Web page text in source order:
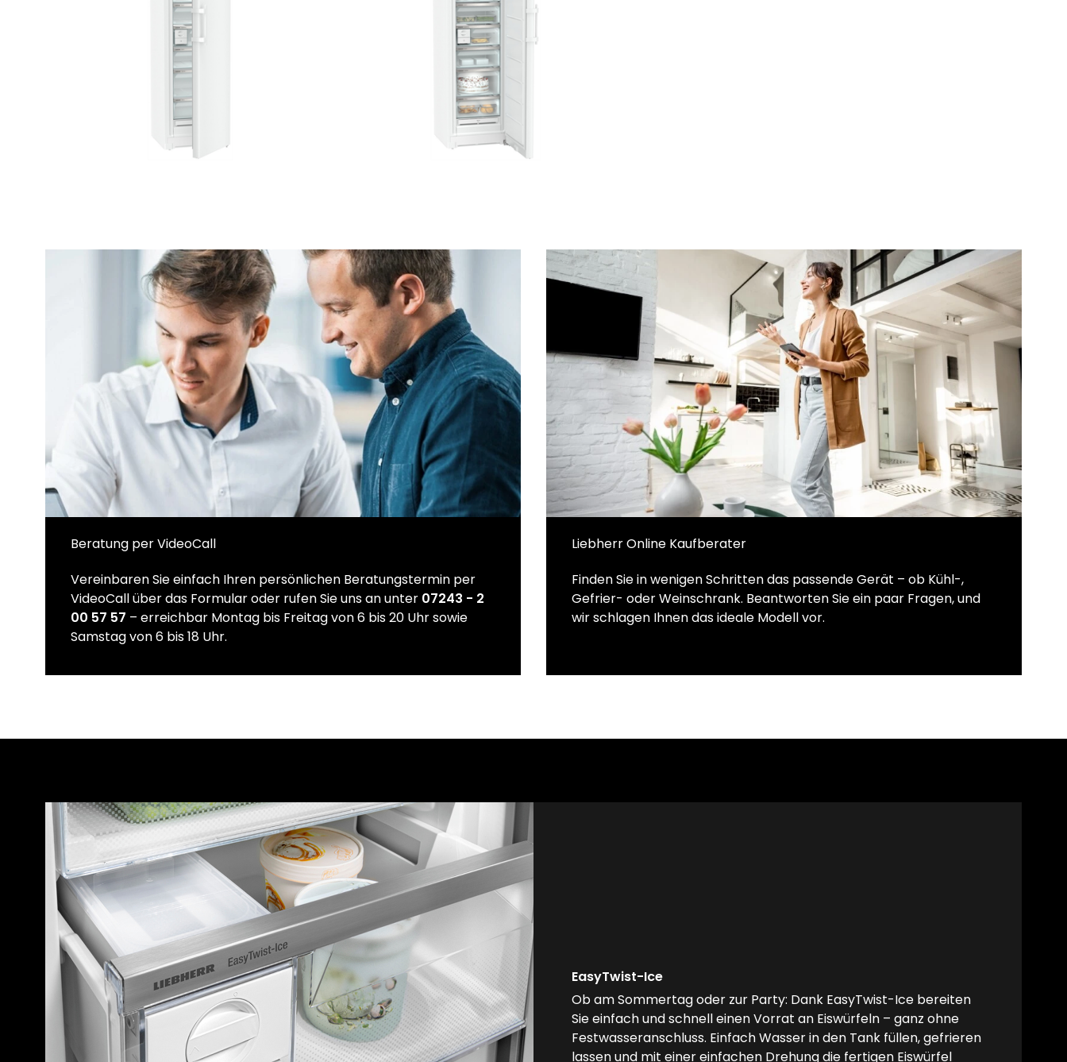
Beratung per VideoCall
Vereinbaren Sie einfach Ihren persönlichen Beratungstermin per
VideoCall über das Formular oder rufen Sie uns an unter 07243 - 2
00 57 57 – erreichbar Montag bis Freitag von 6 bis 20 Uhr sowie
Samstag von 6 bis 18 Uhr.
Liebherr Online Kaufberater
Finden Sie in wenigen Schritten das passende Gerät – ob Kühl-,
Gefrier- oder Weinschrank. Beantworten Sie ein paar Fragen, und
wir schlagen Ihnen das ideale Modell vor.
EasyTwist-Ice
Ob am Sommertag oder zur Party: Dank EasyTwist-Ice bereiten
Sie einfach und schnell einen Vorrat an Eiswürfeln – ganz ohne
Festwasseranschluss. Einfach Wasser in den Tank füllen, gefrieren
lassen und mit einer einfachen Drehung die fertigen Eiswürfel